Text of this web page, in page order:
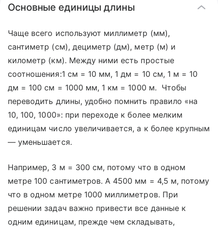
Основные единицы длины
Чаще всего используют миллиметр (мм),
сантиметр (см), дециметр (дм), метр (м) и
километр (км). Между ними есть простые
соотношения:1 см = 10 мм, 1 дм = 10 см, 1 м = 10
дм = 100 см = 1000 мм, 1 км = 1000 м. Чтобы
переводить длины, удобно помнить правило «на
10, 100, 1000»: при переходе к более мелким
единицам число увеличивается, а к более крупным
— уменьшается.
Например, 3 м = 300 см, потому что в одном
метре 100 сантиметров. А 4500 мм = 4,5 м, потому
что в одном метре 1000 миллиметров. При
решении задач важно привести все данные к
одним единицам, прежде чем складывать,